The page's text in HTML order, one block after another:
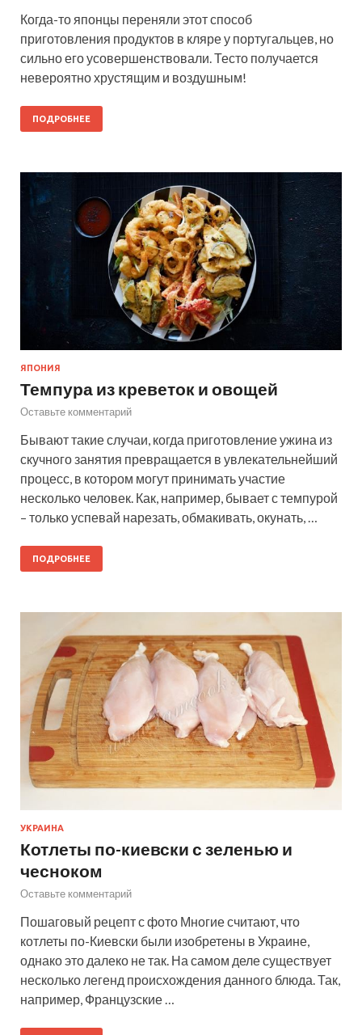
Когда-то японцы переняли этот способ
приготовления продуктов в кляре у португальцев, но
сильно его усовершенствовали. Тесто получается
невероятно хрустящим и воздушным!
ПОДРОБНЕЕ
ЯПОНИЯ
Темпура из креветок и овощей
Оставьте комментарий
Бывают такие случаи, когда приготовление ужина из
скучного занятия превращается в увлекательнейший
процесс, в котором могут принимать участие
несколько человек. Как, например, бывает с темпурой
– только успевай нарезать, обмакивать, окунать, …
ПОДРОБНЕЕ
УКРАИНА
Котлеты по-киевски с зеленью и
чесноком
Оставьте комментарий
Пошаговый рецепт с фото Многие считают, что
котлеты по-Киевски были изобретены в Украине,
однако это далеко не так. На самом деле существует
несколько легенд происхождения данного блюда. Так,
например, Французские …